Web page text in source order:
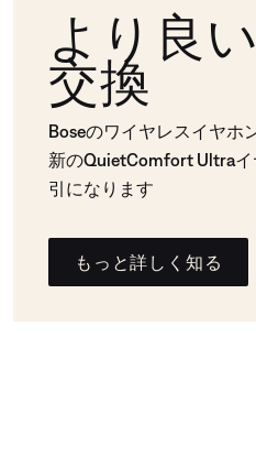
より良
交換
Boseのワイヤレスイヤホ
新のQuietComfort Ultra
引になります
もっと詳しく知る